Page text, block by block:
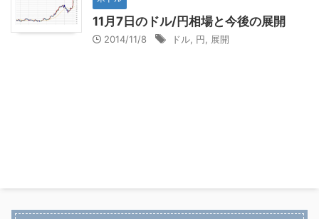
11月7日のドル/円相場と今後の展開
2014/11/8 ドル 円 展開